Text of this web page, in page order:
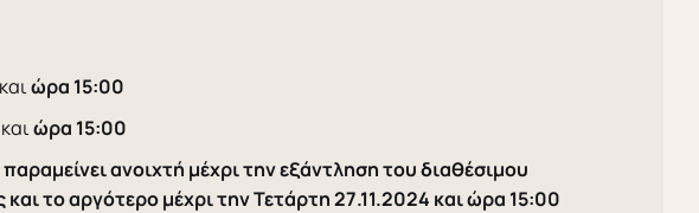
καιώρα 15:00
καιώρα 15:00
ανοιχτή μέχρι την εξάντληση του διαθέσιμου
το αργότερο μέχρι την Τετάρτη 27.11.2024 και ώρα 15:00